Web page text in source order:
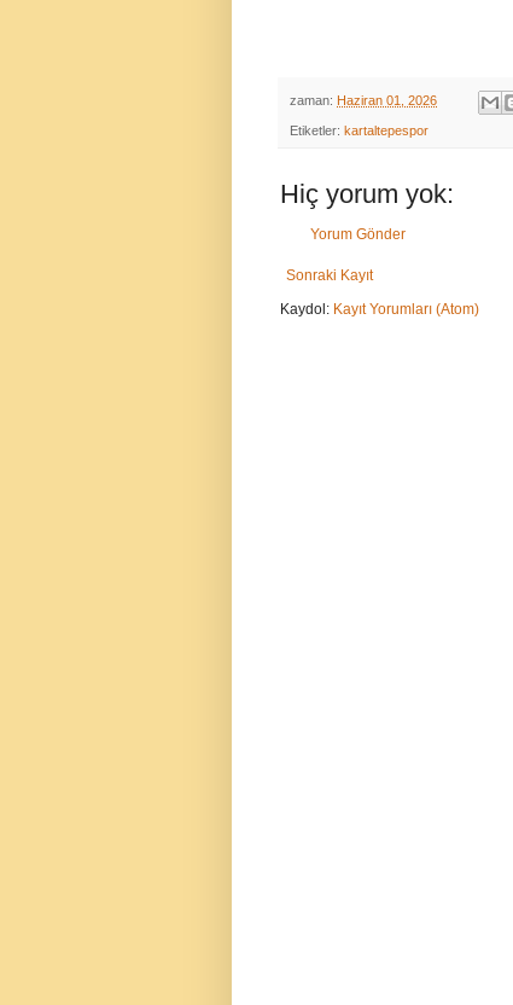
zaman: Haziran 01, 2026
Etiketler: kartaltepespor
Hiç yorum yok:
Yorum Gönder
Sonraki Kayıt
Kaydol: Kayıt Yorumları (Atom)